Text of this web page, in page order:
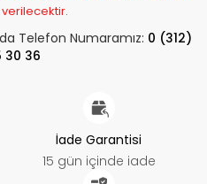
Telefon Numaramız: 0 (312)
30 36
İade Garantisi
15 gün içinde iade